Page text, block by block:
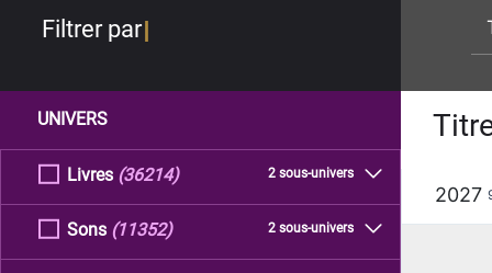
Filtrer par
UNIVERS
Livres 2 sous-univers
(36214)
Sons 2 sous-univers
(11352)
2027